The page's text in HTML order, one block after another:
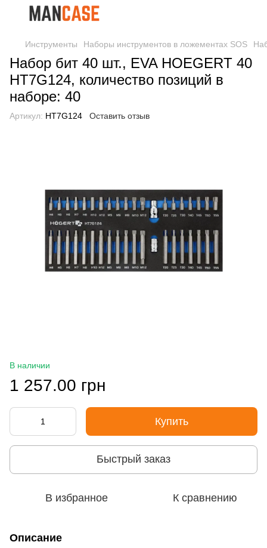
Инструменты Наборы инструментов в ложементах SOS
Набор бит 40 шт., EVA HOEGERT 40
HT7G124, количество позиций в
наборе: 40
Артикул: HT7G124 Оставить отзыв
В наличии
1 257.00 грн
Купить
Быстрый заказ
В избранное К сравнению
Описание